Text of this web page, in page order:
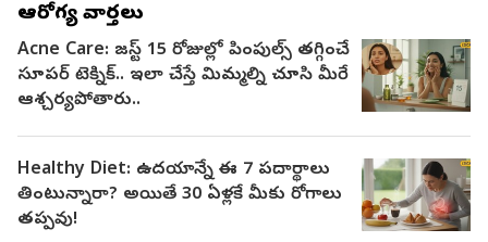
ఆరోగ్య వార్తలు
Acne Care: జస్ట్ 15 రోజుల్లో పింపుల్స్ తగ్గించే
సూపర్ టెక్నిక్.. ఇలా చేస్తే మిమ్మల్ని చూసి మీరే
ఆశ్చర్యపోతారు..
Healthy Diet: ఉదయాన్నే ఈ 7 పదార్థాలు
తింటున్నారా? అయితే 30 ఏళ్లకే మీకు రోగాలు
తప్పవు!